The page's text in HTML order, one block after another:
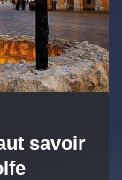
savoir